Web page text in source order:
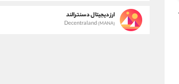
ارز دیجیتال دسنترالند
Decentraland(MANA)